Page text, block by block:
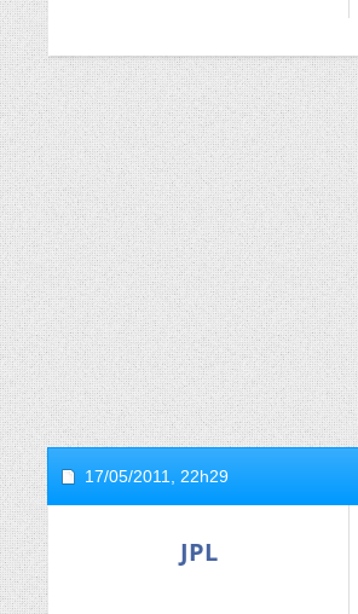
17/05/2011, 22h29
JPL